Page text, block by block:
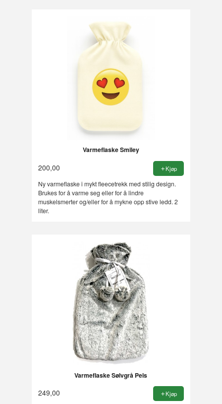
Varmeflaske Smiley
200,00 Kjøp
Ny varmeflaske i mykt fleecetrekk med stilig design.
Brukes for å varme seg eller for å lindre
muskelsmerter og/eller for å mykne opp stive ledd. 2
liter.
Varmeflaske Sølvgrå Pels
249,00 Kjøp